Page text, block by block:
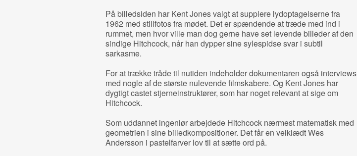
På billedsiden har Kent Jones valgt at supplere lydoptagelserne fra
1962 med stillfotos fra mødet. Det er spændende at træde med ind i
rummet, men hvor ville man dog gerne have set levende billeder af den
sindige Hitchcock, når han dypper sine sylespidse svar i subtil
sarkasme.
For at trække tråde til nutiden indeholder dokumentaren også interviews
med nogle af de største nulevende filmskabere. Og Kent Jones har
dygtigt castet stjerneinstruktører, som har noget relevant at sige om
Hitchcock.
Som uddannet ingeniør arbejdede Hitchcock nærmest matematisk med
geometrien i sine billedkompositioner. Det får en velklædt Wes
Andersson i pastelfarver lov til at sætte ord på.